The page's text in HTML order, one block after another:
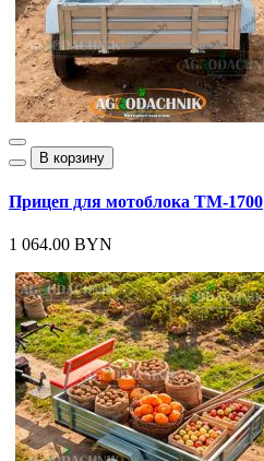
В корзину
Прицеп для мотоблока ТМ-1700
1 064.00 BYN